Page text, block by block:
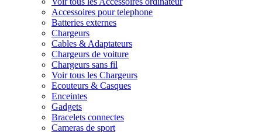
Accessoires pour telephone
Batteries externes
Chargeurs
Cables & Adaptateurs
Chargeurs de voiture
Chargeurs sans fil
Voir tous les Chargeurs
Ecouteurs & Casques
Enceintes
Gadgets
Bracelets connectes
Cameras de sport